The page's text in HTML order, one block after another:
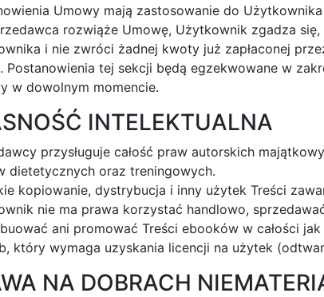
Umowy mają zastosowanie do
rozwiąże Umowę, Użytkownik zgadza
i nie zwróci żadnej kwoty już zapłaconej
Postanowienia tej sekcji będą egzekwowane w
w dowolnym momencie.
INTELEKTUALNA
przysługuje całość praw autorskich
dietetycznych oraz treningowych.
kopiowanie, dystrybucja i inny użytek Treści
nie ma prawa korzystać handlowo,
ani promować Treści ebooków w całości
który wymaga uzyskania licencji na użytek
NA DOBRACH